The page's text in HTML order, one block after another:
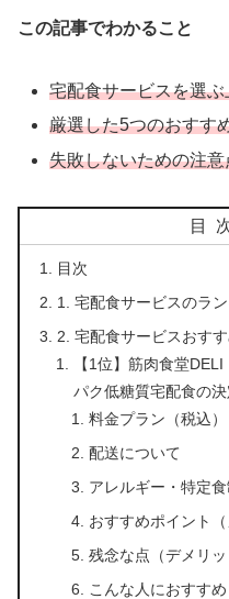
この記事でわかること
宅配食サービスを選
厳選した5つのおすす
失敗しないための注
目
目次
1. 宅配食サービスのラ
2. 宅配食サービスおす
【1位】筋肉食堂
パク低糖質宅配食の決
料金プラン（税込）
配送について
アレルギー・特定
おすすめポイント（
残念な点（デメリッ
こんな人におすすめ